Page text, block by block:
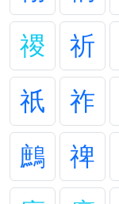
禝
祈
祇
祚
鷓
禆